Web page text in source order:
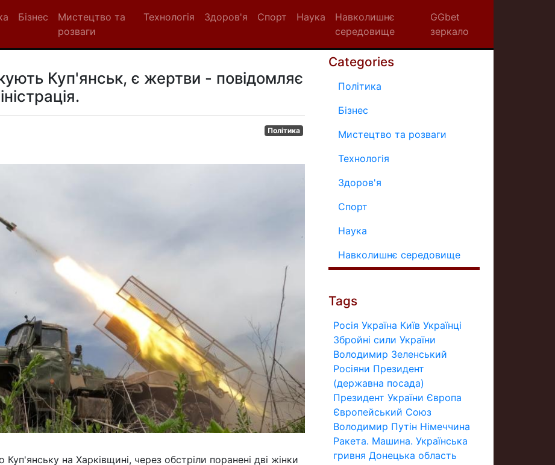
Бізнес
Мистецтво та
розваги
Технологія Здоров'я Спорт Наука
Навколишнє
середовище
GGbet
зеркало
Куп'янськ, є жертви - повідомляє
Політика
Куп'янську на Харківщині, через обстріли поранені дві жінки
Categories
Політика
Бізнес
Мистецтво та розваги
Технологія
Здоров'я
Спорт
Наука
Навколишнє середовище
Tags
Росія Україна Київ Українці
Збройні сили України
Володимир Зеленський
Росіяни Президент
(державна посада)
Президент України Європа
Європейський Союз
Володимир Путін Німеччина
Ракета. Машина. Українська
гривня Донецька область